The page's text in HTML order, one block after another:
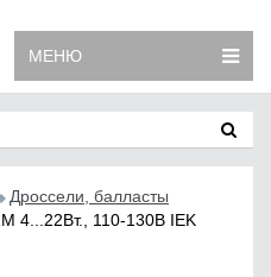
МЕНЮ
Дроссели, балласты
4...22Вт., 110-130В IEK